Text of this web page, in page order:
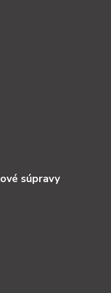
súpravy